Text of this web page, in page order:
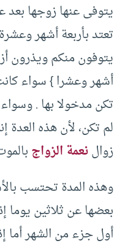
يتوفى عنها زوجها
تعتد بأربعة أشهر
يتوفون منكم ويذرون
أشهر وعشرا }‏ سواء
تكن مدخولا بها .‏
لم تكن، لأن هذه العدة
زوالنعمة الزواج
وهذه المدة تحتسب
بعضها عن ثلاثين يوما
أول جزء من الشهر أما